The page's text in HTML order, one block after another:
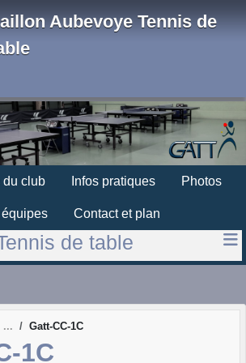
Aubevoye Tennis de
du club Infos pratiques Photos
équipes Contact et plan
de table
Gatt-CC-1C
1C
cookies